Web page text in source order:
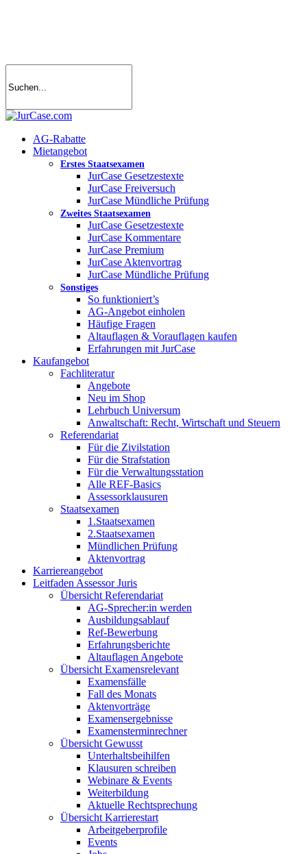
search
account
Menu
AG-Rabatte
Mietangebot
Erstes Staatsexamen
JurCase Gesetzestexte
JurCase Freiversuch
JurCase Mündliche Prüfung
Zweites Staatsexamen
JurCase Gesetzestexte
JurCase Kommentare
JurCase Premium
JurCase Aktenvortrag
JurCase Mündliche Prüfung
Sonstiges
So funktioniert’s
AG-Angebot einholen
Häufige Fragen
Altauflagen & Vorauflagen kaufen
Erfahrungen mit JurCase
Kaufangebot
Fachliteratur
Angebote
Neu im Shop
Lehrbuch Universum
Anwaltschaft: Recht, Wirtschaft und Steuern
Referendariat
Für die Zivilstation
Für die Strafstation
Für die Verwaltungsstation
Alle REF-Basics
Assessorklausuren
Staatsexamen
1.Staatsexamen
2.Staatsexamen
Mündlichen Prüfung
Aktenvortrag
Karriereangebot
Leitfaden Assessor Juris
Übersicht Referendariat
AG-Sprecher:in werden
Ausbildungsablauf
Ref-Bewerbung
Erfahrungsberichte
Altauflagen Angebote
Übersicht Examensrelevant
Examensfälle
Fall des Monats
Aktenvorträge
Examensergebnisse
Examensterminrechner
Übersicht Gewusst
Unterhaltsbeihilfen
Klausuren schreiben
Webinare & Events
Weiterbildung
Aktuelle Rechtsprechung
Übersicht Karrierestart
Arbeitgeberprofile
Events